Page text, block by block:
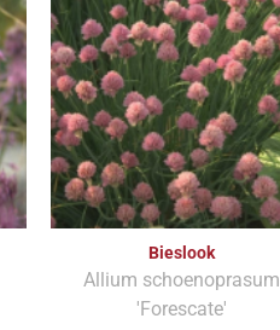
Bieslook
Allium schoenoprasum
'Forescate'